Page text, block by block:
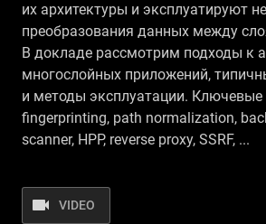
их архитектуры и эксплуатируют
преобразования данных между
В докладе рассмотрим подходы к
многослойных приложений,
и методы эксплуатации. Ключевые
fingerprinting, path normalization,
scanner, HPP, reverse proxy, SSRF, ...
VIDEO